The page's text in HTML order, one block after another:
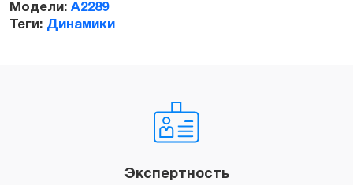
quantity
Модели: A2289
Теги: Динамики
Экспертность